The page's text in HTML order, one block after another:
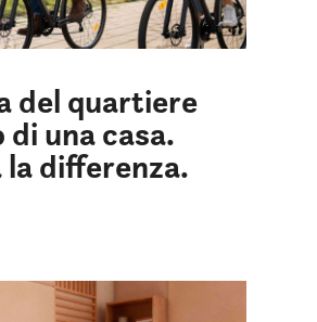
del quartiere
di una casa.
la differenza.